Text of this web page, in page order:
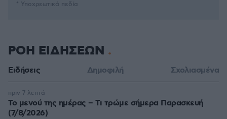
* Υποχρεωτικά πεδία
ΡΟΗ ΕΙΔΗΣΕΩΝ
Ειδήσεις Δημοφιλή Σχολιασμένα
Το μενού της ημέρας – Τι τρώμε σήμερα Παρασκευή
(7/8/2026)
πριν 7 λεπτά